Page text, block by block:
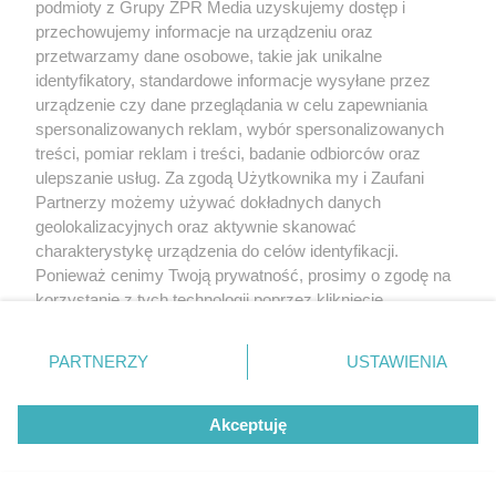
Andrzej i Roman
Dygudaj
śląskie
Pacanów ul. --
- 25A
343179586
Przedsiębiorstwo
Produkcyjno
Handlowo
Usługowe
"TRANSSTONE"
wielkopolskie
62-070
Konarzewo ul.
Kościelna 96
618148400
Skłodowski
Spółka Jawna
warmińsko-
mazurskie
19-420 Kowale
Oleckie ul.
Mściszewo 1
608482100
a.dziadolik
07-323 Zaręby
podmioty z Grupy ZPR Media uzyskujemy dostęp i
przechowujemy informacje na urządzeniu oraz
przetwarzamy dane osobowe, takie jak unikalne
identyfikatory, standardowe informacje wysyłane przez
urządzenie czy dane przeglądania w celu zapewniania
spersonalizowanych reklam, wybór spersonalizowanych
treści, pomiar reklam i treści, badanie odbiorców oraz
ulepszanie usług. Za zgodą Użytkownika my i Zaufani
Partnerzy możemy używać dokładnych danych
geolokalizacyjnych oraz aktywnie skanować
charakterystykę urządzenia do celów identyfikacji.
Ponieważ cenimy Twoją prywatność, prosimy o zgodę na
korzystanie z tych technologii poprzez kliknięcie
zmienić/wycofać klikając przycisk ustawień prywatności
znajdujący się w lewym dolnym rogu strony
rodzaje przetwarzania danych nie wymagają zgody
użytkownika, ale masz prawo sprzeciwić się takiemu
przetwarzaniu. Preferencje będą miały zastosowanie tylko
PARTNERZY USTAWIENIA
Akceptuję